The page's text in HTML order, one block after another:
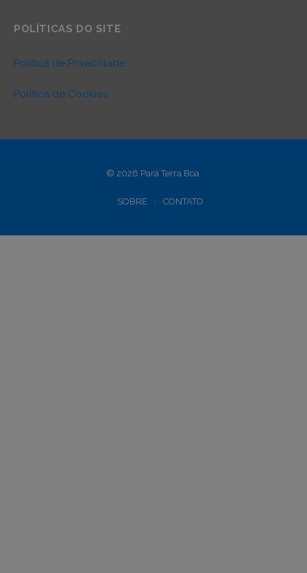
POLÍTICAS DO SITE
Política de Privacidade
Política de Cookies
© 2026 Pará Terra Boa.
SOBRE CONTATO